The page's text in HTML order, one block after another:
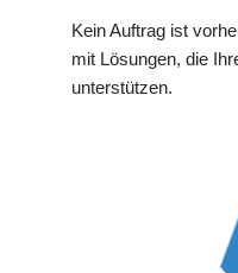
Kein Auftrag ist
mit Lösungen, die
unterstützen.